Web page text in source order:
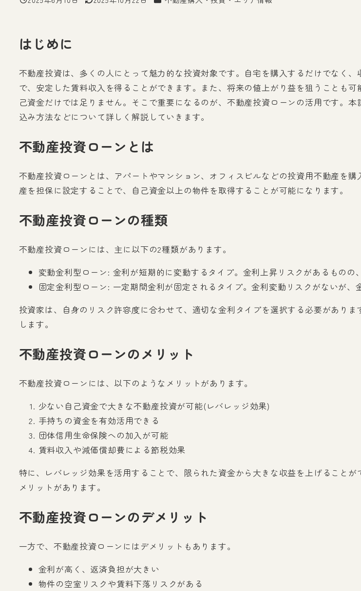
投稿日 更新日
はじめに
不動産投資は、多くの人にとって魅力的な投資対象です。自宅を購入するだけでなく
で、安定した賃料収入を得ることができます。また、将来の値上がり益を狙うことも
己資金だけでは足りません。そこで重要になるのが、不動産投資ローンの活用です。
込み方法などについて詳しく解説していきます。
不動産投資ローンとは
不動産投資ローンとは、アパートやマンション、オフィスビルなどの投資用不動産を
産を担保に設定することで、自己資金以上の物件を取得することが可能になります。
不動産投資ローンの種類
不動産投資ローンには、主に以下の2種類があります。
変動金利型ローン: 金利が短期的に変動するタイプ。金利上昇リスクがあるものの
固定金利型ローン: 一定期間金利が固定されるタイプ。金利変動リスクがないが、
投資家は、自身のリスク許容度に合わせて、適切な金利タイプを選択する必要があり
します。
不動産投資ローンのメリット
不動産投資ローンには、以下のようなメリットがあります。
少ない自己資金で大きな不動産投資が可能(レバレッジ効果)
手持ちの資金を有効活用できる
団体信用生命保険への加入が可能
賃料収入や減価償却費による節税効果
特に、レバレッジ効果を活用することで、限られた資金から大きな収益を上げること
メリットがあります。
不動産投資ローンのデメリット
一方で、不動産投資ローンにはデメリットもあります。
金利が高く、返済負担が大きい
物件の空室リスクや賃料下落リスクがある